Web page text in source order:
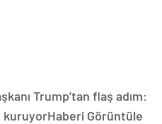
Trump’tan flaş adım:
kuruyorHaberi Görüntüle